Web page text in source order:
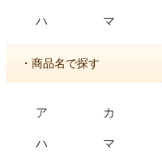
ハ マ
・商品名で探す
ア カ
ハ マ